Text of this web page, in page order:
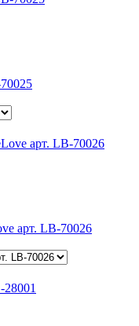
арт. LB-70026